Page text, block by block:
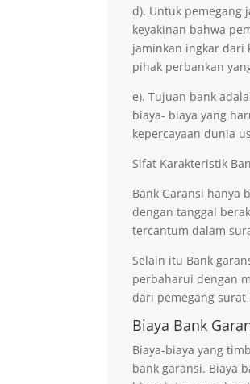
d). Untuk pemegang
keyakinan bahwa
jaminkan ingkar dari
pihak perbankan
e). Tujuan bank
biaya- biaya yang
kepercayaan dunia
Sifat Karakteristik
Bank Garansi hanya
dengan tanggal
tercantum dalam
Selain itu Bank
perbaharui dengan
dari pemegang surat
Biaya Bank
Biaya-biaya yang
bank garansi. Biaya